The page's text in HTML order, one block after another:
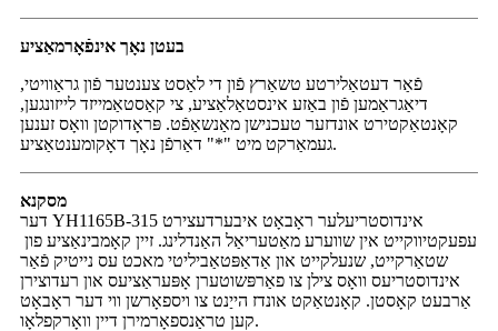
בעטן נאָך אינפֿאָרמאַציע
פֿאַר דעטאַלירטע טשאַרץ פֿון די לאַסט צענטער פֿון גראַוויטי,
דיאַגראַמען פֿון באַזע אינסטאַלאַציע, צי קאַסטאַמייזד לייזונגען,
קאָנטאַקטירט אונדזער טעכנישן מאַנשאַפֿט. פּראָדוקטן וואָס זענען
געמאַרקט מיט "*" דאַרפֿן נאָך דאָקומענטאַציע.
מסקנא
דער YH1165B-315 אינדוסטריעלער ראָבאָט איבערדעצירט
עפעקטיווקייט אין שווערע מאַטעריאַל האַנדלינג. זיין קאָמבינאַציע פון ​​
שטאַרקייט, שנעלקייט און אַדאַפּטאַביליטי מאכט עס נייטיק פֿאַר
אינדוסטריעס וואָס צילן צו פאַרפּשוטערן אָפּעראַציעס און רעדוצירן
אַרבעט קאָסטן. קאָנטאַקט אונדז הייַנט צו ויספאָרשן ווי דער ראָבאָט
קען טראַנספאָרמירן דיין וואָרקפלאָו.